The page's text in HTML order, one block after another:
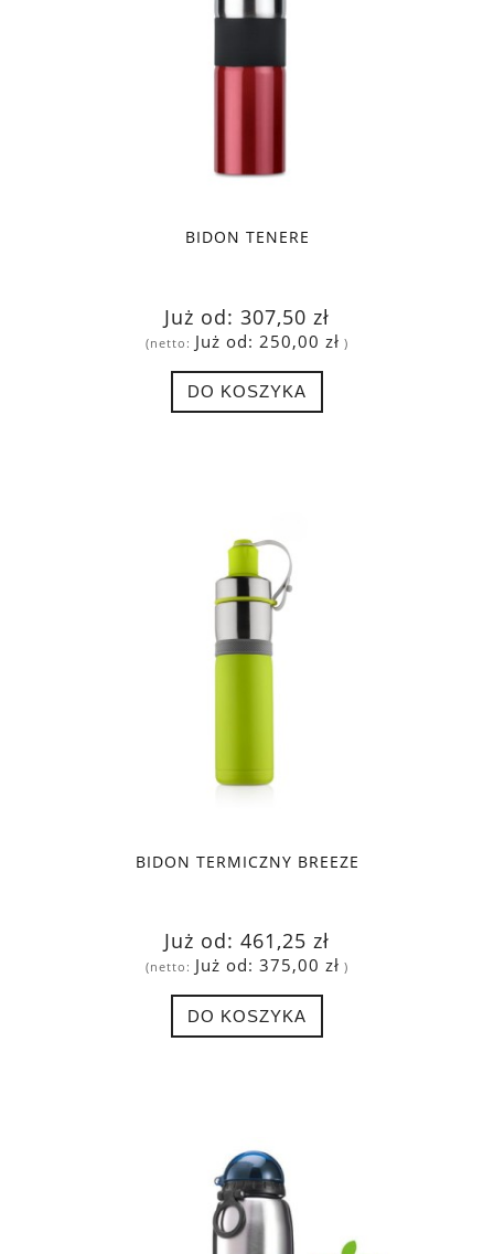
BIDON TENERE
Już od: 307,50 zł
(netto: Już od: 250,00 zł )
DO KOSZYKA
BIDON TERMICZNY BREEZE
Już od: 461,25 zł
(netto: Już od: 375,00 zł )
DO KOSZYKA